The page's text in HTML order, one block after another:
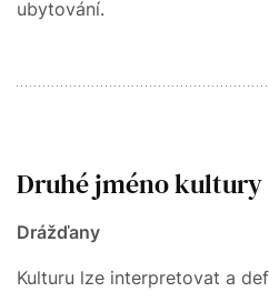
ubytování.
Druhé jméno kultury
Drážďany
Kulturu lze interpretovat a